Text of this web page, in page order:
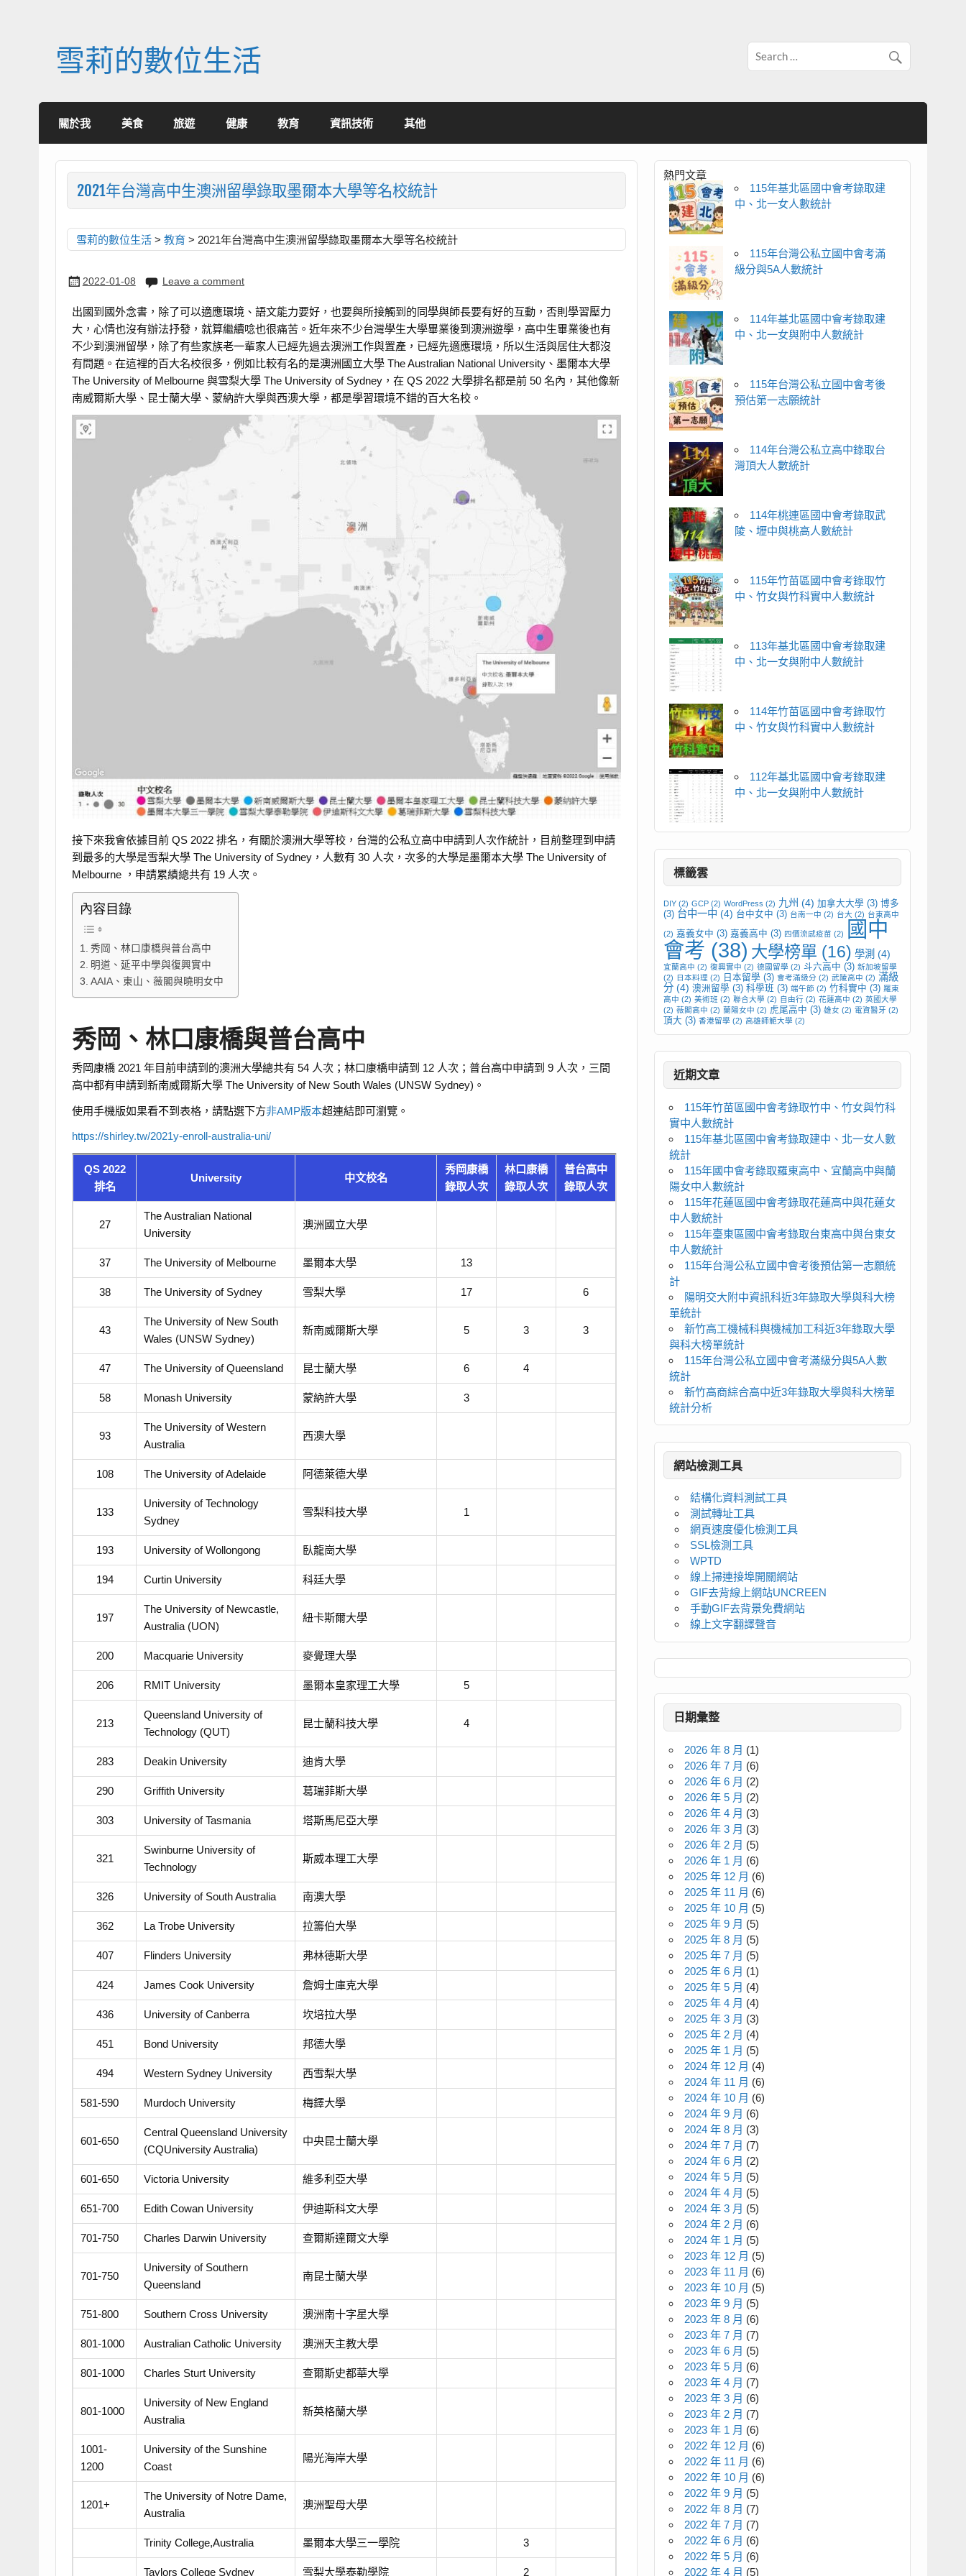
雪莉的數位生活
關於我 美食 旅遊 健康 教育 資訊技術 其他
2021年台灣高中生澳洲留學錄取墨爾本大學等名校統計
雪莉的數位生活> 教育> 2021年台灣高中生澳洲留學錄取墨爾本大學等名校統計
2022-01-08 Leave a comment
出國到國外念書，除了可以適應環境、語文能力要好，也要與所接觸到的同學與師長要有好的互動，否則學習壓力
大，心情也沒有辦法抒發，就算繼續唸也很痛苦。近年來不少台灣學生大學畢業後到澳洲遊學，高中生畢業後也有
不少到澳洲留學，除了有些家族老一輩家人已經先過去澳洲工作與置產，已經先適應環境，所以生活與居住大都沒
有問題。在這裡的百大名校很多，例如比較有名的是澳洲國立大學 The Australian National University、墨爾本大學
The University of Melbourne 與雪梨大學 The University of Sydney，在 QS 2022 大學排名都是前 50 名內，其他像新
南威爾斯大學、昆士蘭大學、蒙納許大學與西澳大學，都是學習環境不錯的百大名校。
接下來我會依據目前 QS 2022 排名，有關於澳洲大學等校，台灣的公私立高中申請到人次作統計，目前整理到申請
到最多的大學是雪梨大學 The University of Sydney，人數有 30 人次，次多的大學是墨爾本大學 The University of
Melbourne ，申請累績總共有 19 人次。
內容目錄
秀岡、林口康橋與普台高中
明道、延平中學與復興實中
AAIA、東山、薇閣與曉明女中
秀岡、林口康橋與普台高中
秀岡康橋 2021 年目前申請到的澳洲大學總共有 54 人次；林口康橋申請到 12 人次；普台高中申請到 9 人次，三間
高中都有申請到新南威爾斯大學 The University of New South Wales (UNSW Sydney)。
使用手機版如果看不到表格，請點選下方非AMP版本超連結即可瀏覽。
https://shirley.tw/2021y-enroll-australia-uni/
QS 2022
排名
University 中文校名
秀岡康橋
錄取人次
林口康橋
錄取人次
普台高中
錄取人次
27
The Australian National
University
澳洲國立大學
37 The University of Melbourne 墨爾本大學 13
38 The University of Sydney 雪梨大學 17 6
43
The University of New South
Wales (UNSW Sydney)
新南威爾斯大學 5 3 3
47 The University of Queensland 昆士蘭大學 6 4
58 Monash University 蒙納許大學 3
93
The University of Western
Australia
西澳大學
108 The University of Adelaide 阿德萊德大學
133
University of Technology
Sydney
雪梨科技大學 1
193 University of Wollongong 臥龍崗大學
194 Curtin University 科廷大學
197
The University of Newcastle,
Australia (UON)
紐卡斯爾大學
200 Macquarie University 麥覺理大學
206 RMIT University 墨爾本皇家理工大學 5
213
Queensland University of
Technology (QUT)
昆士蘭科技大學 4
283 Deakin University 迪肯大學
290 Griffith University 葛瑞菲斯大學
303 University of Tasmania 塔斯馬尼亞大學
321
Swinburne University of
Technology
斯威本理工大學
326 University of South Australia 南澳大學
362 La Trobe University 拉籌伯大學
407 Flinders University 弗林德斯大學
424 James Cook University 詹姆士庫克大學
436 University of Canberra 坎培拉大學
451 Bond University 邦德大學
494 Western Sydney University 西雪梨大學
581-590 Murdoch University 梅鐸大學
601-650
Central Queensland University
(CQUniversity Australia)
中央昆士蘭大學
601-650 Victoria University 維多利亞大學
651-700 Edith Cowan University 伊迪斯科文大學
701-750 Charles Darwin University 查爾斯達爾文大學
701-750
University of Southern
Queensland
南昆士蘭大學
751-800 Southern Cross University 澳洲南十字星大學
801-1000 Australian Catholic University 澳洲天主教大學
801-1000 Charles Sturt University 查爾斯史都華大學
801-1000
University of New England
Australia
新英格蘭大學
1001-
1200
University of the Sunshine
Coast
陽光海岸大學
1201+
The University of Notre Dame,
Australia
澳洲聖母大學
Trinity College,Australia 墨爾本大學三一學院 3
Taylors College Sydney 雪梨大學泰勒學院 2
熱門文章
115年基北區國中會考錄取建
中、北一女人數統計
115年台灣公私立國中會考滿
級分與5A人數統計
114年基北區國中會考錄取建
中、北一女與附中人數統計
115年台灣公私立國中會考後
預估第一志願統計
114年台灣公私立高中錄取台
灣頂大人數統計
114年桃連區國中會考錄取武
陵、壢中與桃高人數統計
115年竹苗區國中會考錄取竹
中、竹女與竹科實中人數統計
113年基北區國中會考錄取建
中、北一女與附中人數統計
114年竹苗區國中會考錄取竹
中、竹女與竹科實中人數統計
112年基北區國中會考錄取建
中、北一女與附中人數統計
標籤雲
DIY (2) GCP (2) WordPress (2) 九州 (4) 加拿大大學 (3) 博多
(3) 台中一中 (4) 台中女中 (3) 台南一中 (2) 台大 (2) 台東高中
(2) 嘉義女中 (3) 嘉義高中 (3) 四價流感疫苗 (2)
國中
會考 (38) 大學榜單 (16) 學測 (4)
宜蘭高中 (2) 復興實中 (2) 德國留學 (2) 斗六高中 (3) 新加坡留學
(2) 日本料理 (2) 日本留學 (3) 會考滿級分 (2) 武陵高中 (2) 滿級
分 (4) 澳洲留學 (3) 科學班 (3) 端午節 (2) 竹科實中 (3) 羅東
高中 (2) 美術班 (2) 聯合大學 (2) 自由行 (2) 花蓮高中 (2) 英國大學
(2) 薇閣高中 (2) 蘭陽女中 (2) 虎尾高中 (3) 雄女 (2) 電資醫牙 (2)
頂大 (3) 香港留學 (2) 高雄師範大學 (2)
近期文章
115年竹苗區國中會考錄取竹中、竹女與竹科
實中人數統計
115年基北區國中會考錄取建中、北一女人數
統計
115年國中會考錄取羅東高中、宜蘭高中與蘭
陽女中人數統計
115年花蓮區國中會考錄取花蓮高中與花蓮女
中人數統計
115年臺東區國中會考錄取台東高中與台東女
中人數統計
115年台灣公私立國中會考後預估第一志願統
計
陽明交大附中資訊科近3年錄取大學與科大榜
單統計
新竹高工機械科與機械加工科近3年錄取大學
與科大榜單統計
115年台灣公私立國中會考滿級分與5A人數
統計
新竹高商綜合高中近3年錄取大學與科大榜單
統計分析
網站檢測工具
結構化資料測試工具
測試轉址工具
網頁速度優化檢測工具
SSL檢測工具
WPTD
線上掃連接埠開關網站
GIF去背線上網站UNCREEN
手動GIF去背景免費網站
線上文字翻譯聲音
日期彙整
2026 年 8 月 (1)
2026 年 7 月 (6)
2026 年 6 月 (2)
2026 年 5 月 (2)
2026 年 4 月 (3)
2026 年 3 月 (3)
2026 年 2 月 (5)
2026 年 1 月 (6)
2025 年 12 月 (6)
2025 年 11 月 (6)
2025 年 10 月 (5)
2025 年 9 月 (5)
2025 年 8 月 (5)
2025 年 7 月 (5)
2025 年 6 月 (1)
2025 年 5 月 (4)
2025 年 4 月 (4)
2025 年 3 月 (3)
2025 年 2 月 (4)
2025 年 1 月 (5)
2024 年 12 月 (4)
2024 年 11 月 (6)
2024 年 10 月 (6)
2024 年 9 月 (6)
2024 年 8 月 (3)
2024 年 7 月 (7)
2024 年 6 月 (2)
2024 年 5 月 (5)
2024 年 4 月 (5)
2024 年 3 月 (5)
2024 年 2 月 (6)
2024 年 1 月 (5)
2023 年 12 月 (5)
2023 年 11 月 (6)
2023 年 10 月 (5)
2023 年 9 月 (5)
2023 年 8 月 (6)
2023 年 7 月 (7)
2023 年 6 月 (5)
2023 年 5 月 (6)
2023 年 4 月 (7)
2023 年 3 月 (6)
2023 年 2 月 (7)
2023 年 1 月 (6)
2022 年 12 月 (6)
2022 年 11 月 (6)
2022 年 10 月 (6)
2022 年 9 月 (5)
2022 年 8 月 (7)
2022 年 7 月 (7)
2022 年 6 月 (6)
2022 年 5 月 (6)
2022 年 4 月 (5)